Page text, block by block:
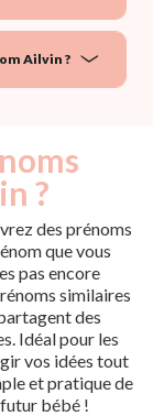
Ailvin ?
?
des prénoms
que vous
pas encore
similaires
des
Idéal pour les
vos idées tout
et pratique de
bébé !